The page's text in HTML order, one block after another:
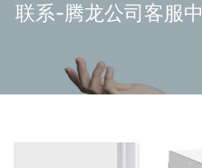
联系-腾龙公司客服